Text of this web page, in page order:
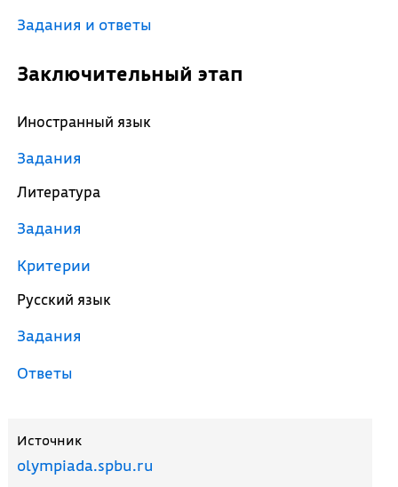
Задания и ответы
Заключительный этап
Иностранный язык
Задания
Литература
Задания
Критерии
Русский язык
Задания
Ответы
Источник
olympiada.spbu.ru